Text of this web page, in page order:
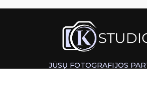
JŪSŲ FOTOGRAFIJOS